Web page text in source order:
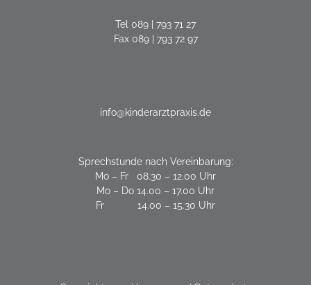
Tel 089 | 793 71 27
Fax 089 | 793 72 97
info@kinderarztpraxis.de
Sprechstunde nach Vereinbarung:
Mo – Fr 08.30 – 12.00 Uhr
Mo – Do 14.00 – 17.00 Uhr
Fr 14.00 – 15.30 Uhr